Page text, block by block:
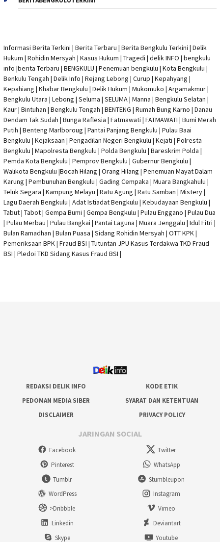
Informasi Berita Terkini | Berita Terbaru | Berita Bengkulu Terkini | Delik
Hukum | Rohidin Mersyah | Kasus Hukum | Tragedi | delik INFO | bengkulu
info |berita Terbaru | BENGKULU | Penemuan bengkulu | Kota Bengkulu |
Benkulu Tengah | Delik Info | Rejang Lebong | Curup | Kepahyang |
Kepahiang | Khabar Bengkulu | Delik Hukum | Mukomuko | Argamakmur |
Bengkulu Utara | Lebong | Seluma | SELUMA | Manna | Bengkulu Selatan |
Kaur | Bintuhan | Bengkulu Tengah | BENTENG | Rumah Bung Karno | Danau
Dendam Tak Sudah | Bunga Raflesia | Fatmawati | FATMAWATI | Bumi Merah
Putih | Benteng Marlboroug | Pantai Panjang Bengkulu | Pulau Baai
Bengkulu | Kejaksaan | Pengadilan Negeri Bengkulu | Kejati | Polresta
Bengkulu | Mapolresta Bengkulu | Polda Bengkulu | Bareskrim Polda |
Pemda Kota Bengkulu | Pemprov Bengkulu | Gubernur Bengkulu |
Walikota Bengkulu |Bocah Hilang | Orang Hilang | Penemuan Mayat Dalam
Karung | Pembunuhan Bengkulu | Gading Cempaka | Muara Bangkahulu |
Teluk Segara | Kampung Melayu | Ratu Agung | Ratu Samban | Mistery |
Lagu Daerah Bengkulu | Adat Istiadat Bengkulu | Kebudayaan Bengkulu |
Tabut | Tabot | Gempa Bumi | Gempa Bengkulu | Pulau Enggano | Pulau Dua
| Pulau Merbau | Pulau Bangkai | Pantai Laguna | Muara Jenggalu | Idul Fitri |
Bulan Ramadhan | Bulan Puasa | Sidang Rohidin Mersyah | OTT KPK|
Pemeriksaan BPK | Fraud BSI | Tutuntan JPU Kasus Terdakwa TKD Fraud
BSI | Pledoi TKD Sidang Kasus Fraud BSI |
REDAKSI DELIK INFO
KODE ETIK
PEDOMAN MEDIA SIBER
SYARAT DAN KETENTUAN
DISCLAIMER
PRIVACY POLICY
JARINGAN SOCIAL
Facebook
Twitter
Pinterest
WhatsApp
Tumblr
Stumbleupon
WordPress
Instagram
>Dribbble
Vimeo
Linkedin
Deviantart
Skype
Youtube